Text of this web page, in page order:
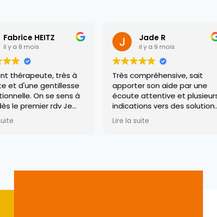
Jade R
il y a 9 mois
compréhensive, sait
son aide par une
attentive et plusieurs
vers des solutions.
bon suivi, très bonne
je recommande
suite
Marion Kempf
il y a 9 mois
Noura est une thérapeute
exerce une écoute
bienveillante, s'adapte
besoins de ses patients
les guide de façon
professionnelle dans leur
Lire la suite